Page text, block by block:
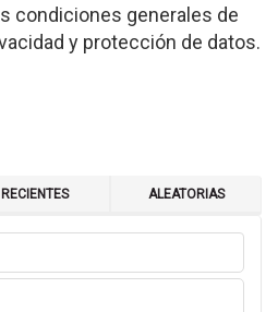
condiciones generales de
y protección de datos.
RECIENTES ALEATORIAS